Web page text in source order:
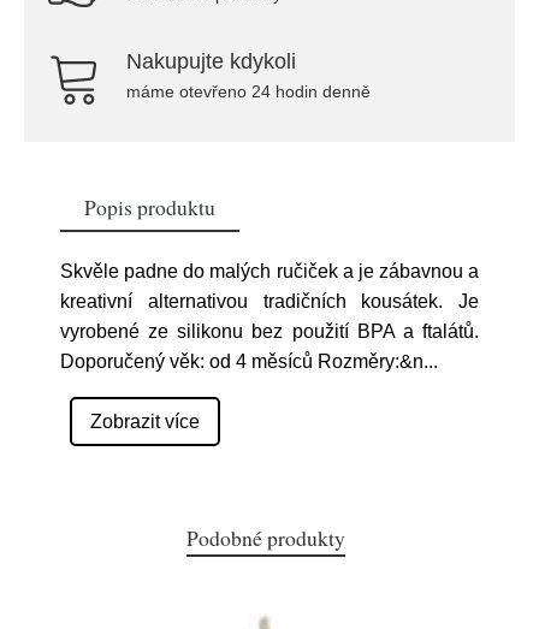
Nakupujte kdykoli
máme otevřeno 24 hodin denně
Popis produktu
Skvěle padne do malých ručiček a je zábavnou a
kreativní alternativou tradičních kousátek. Je
vyrobené ze silikonu bez použití BPA a ftalátů.
Doporučený věk: od 4 měsíců Rozměry:&n...
Zobrazit více
Podobné produkty